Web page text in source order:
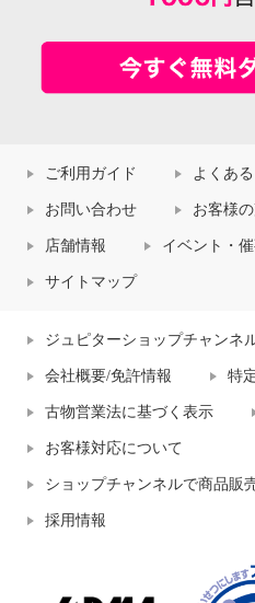
ご利用ガイド よくあ
お問い合わせ お客様
店舗情報 イベント・
サイトマップ
ジュピターショップチャンネ
会社概要/免許情報 特
古物営業法に基づく表示
お客様対応について
ショップチャンネルで商品販
採用情報